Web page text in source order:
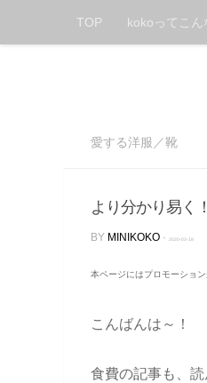
Skip to content
TOP kokoってこん
愛する洋服／靴
より分かり易く
BY MINIKOKO · 2020-03-18
本ページにはプロモーショ
こんばんは～！
食費の記事も、